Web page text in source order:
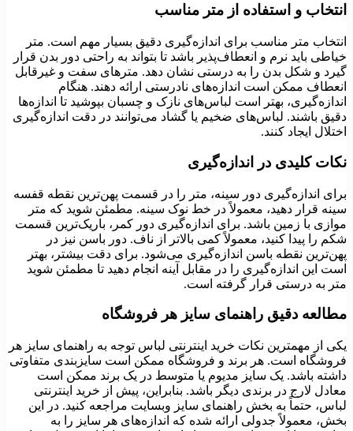
انتخاب و استفاده از متر مناسب
انتخاب متر مناسب برای اندازه‌گیری دقیق بسیار مهم است. متر
خیاطی باید نرم و انعطاف‌پذیر باشد تا بتواند به راحتی دور بدن قرار
گیرد و شکل بدن را به درستی نشان دهد. مترهای سفت و غیرقابل
انعطاف ممکن است اندازه‌های نادرستی ارائه دهند. هنگام
اندازه‌گیری، بهتر است لباس‌های نازک و چسبان بپوشید تا اندازه‌ها
دقیق باشند. لباس‌های ضخیم یا گشاد می‌توانند در دقت اندازه‌گیری
اختلال ایجاد کنند.
نکات کلیدی در اندازه‌گیری
برای اندازه‌گیری دور سینه، متر را در قسمت پهن‌ترین نقطه قفسه
سینه قرار دهید، معمولاً در خط نوک سینه. مطمئن شوید که متر
موازی با زمین باشد. برای اندازه‌گیری دور کمر، باریک‌ترین قسمت
شکم را پیدا کنید، معمولاً کمی بالاتر از ناف. دور باسن نیز در
پهن‌ترین نقطه باسن اندازه‌گیری می‌شود. برای دقت بیشتر، بهتر
است این اندازه‌گیری را در مقابل آینه انجام دهید تا مطمئن شوید
متر به درستی قرار گرفته است.
مطالعه دقیق راهنمای سایز هر فروشگاه
یکی از مهمترین نکات خرید اینترنتی لباس توجه به راهنمای سایز هر
فروشگاه است. هر برند و فروشگاه ممکن است سایزبندی متفاوتی
داشته باشد. یک سایز مدیوم یا متوسط در یک برند ممکن است
معادل لارج در برندی دیگر باشد. بنابراین، پیش از خرید اینترنتی
لباس، حتماً به بخش راهنمای سایز وبسایت مراجعه کنید. در این
بخش، معمولاً جدولی ارائه شده که اندازه‌های هر سایز را به